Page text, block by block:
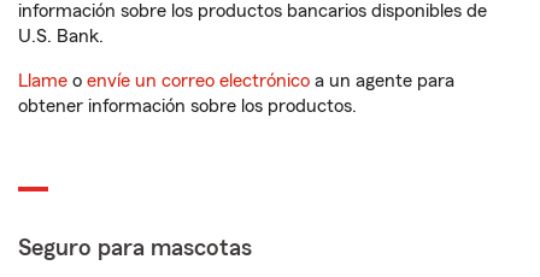
información sobre los productos bancarios disponibles de
U.S. Bank.
Llame o envíe un correo electrónico a un agente para
obtener información sobre los productos.
Seguro para mascotas